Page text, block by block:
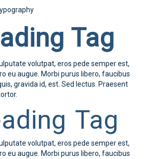
Tag
volutpat, eros pede semper est,
eu augue. Morbi purus libero, faucibus
gravida id, est. Sed lectus. Praesent
Tag
volutpat, eros pede semper est,
eu augue. Morbi purus libero, faucibus